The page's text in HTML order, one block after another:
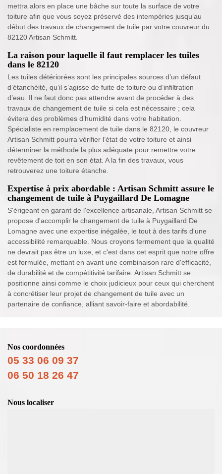
mettra alors en place une bâche sur toute la surface de votre
toiture afin que vous soyez préservé des intempéries jusqu’au
début des travaux de changement de tuile par votre couvreur du
82120 Artisan Schmitt.
La raison pour laquelle il faut remplacer les tuiles
dans le 82120
Les tuiles détériorées sont les principales sources d’un défaut
d’étanchéité, qu’il s’agisse de fuite de toiture ou d’infiltration
d’eau. Il ne faut donc pas attendre avant de procéder à des
travaux de changement de tuile si cela est nécessaire ; cela
évitera des problèmes d’humidité dans votre habitation.
Spécialiste en remplacement de tuile dans le 82120, le couvreur
Artisan Schmitt pourra vérifier l’état de votre toiture et ainsi
déterminer la méthode la plus adéquate pour remettre votre
revêtement de toit en son état. A la fin des travaux, vous
retrouverez une toiture étanche.
Expertise à prix abordable : Artisan Schmitt assure le
changement de tuile à Puygaillard De Lomagne
S'érigeant en garant de l'excellence artisanale, Artisan Schmitt se
propose d'accomplir le changement de tuile à Puygaillard De
Lomagne avec une expertise inégalée, le tout à des tarifs d'une
accessibilité remarquable. Nous croyons fermement que la qualité
ne devrait pas être un luxe, et c'est dans cet esprit que notre offre
est formulée, mettant en avant une combinaison rare d'efficacité,
de durabilité et de compétitivité tarifaire. Artisan Schmitt se
positionne ainsi comme le choix judicieux pour ceux qui cherchent
à concrétiser leur projet de changement de tuile avec un
partenaire de confiance, alliant savoir-faire et abordabilité.
Nos coordonnées
05 33 06 09 37
06 50 18 26 47
Nous localiser